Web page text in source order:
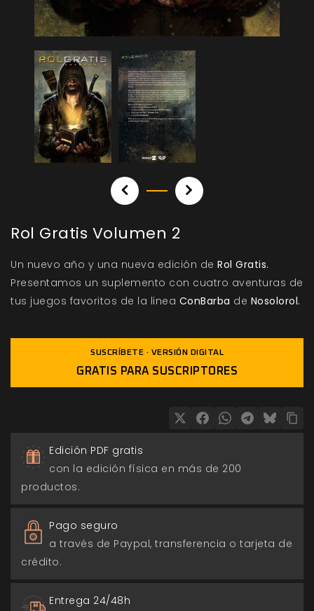
Rol Gratis Volumen 2
Un nuevo año y una nueva edición de Rol Gratis.
Presentamos un suplemento con cuatro aventuras de
tus juegos favoritos de la linea ConBarba de Nosolorol.
SUSCRÍBETE · VERSIÓN DIGITAL
GRATIS PARA SUSCRIPTORES
Edición PDF gratis
con la edición física en más de 200
productos.
Pago seguro
a través de Paypal, transferencia o tarjeta de
crédito.
Entrega 24/48h